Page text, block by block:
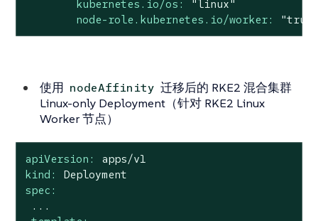
kubernetes.io/os:
"linux"
node-role.kubernetes.io/worker:
"true"
使用 nodeAffinity 迁移后的 RKE2 混合集群
Linux-only Deployment（针对 RKE2 Linux
Worker 节点）
apiVersion:
apps/v1
kind:
Deployment
spec:
...